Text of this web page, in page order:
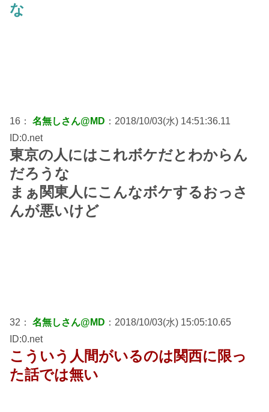
な
16： 名無しさん@MD ：2018/10/03(水) 14:51:36.11
ID:0.net
東京の人にはこれボケだとわからん
だろうな
まぁ関東人にこんなボケするおっさ
んが悪いけど
32： 名無しさん@MD ：2018/10/03(水) 15:05:10.65
ID:0.net
こういう人間がいるのは関西に限っ
た話では無い